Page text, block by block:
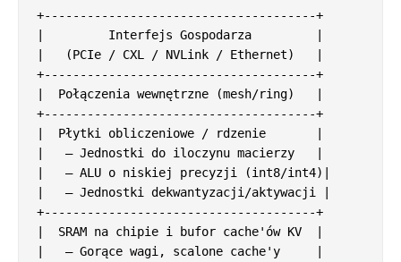
+--------------------------------------+
|         Interfejs Gospodarza         |
|   (PCIe / CXL / NVLink / Ethernet)   |
+--------------------------------------+
|  Połączenia wewnętrzne (mesh/ring)   |
+--------------------------------------+
|  Płytki obliczeniowe / rdzenie       |
|   — Jednostki do iloczynu macierzy   |
|   — ALU o niskiej precyzji (int8/int4)|
|   — Jednostki dekwantyzacji/aktywacji |
+--------------------------------------+
|  SRAM na chipie i bufor cache'ów KV  |
|   — Gorące wagi, scalone cache'y     |